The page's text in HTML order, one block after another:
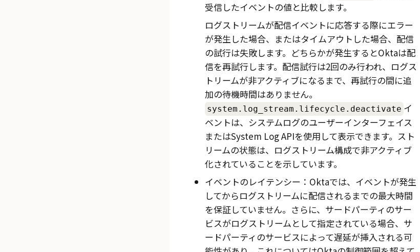
受信したイベントの値と比較します。
ログストリームが配信イベントに応答する際にエラー
が発生した場合、またはタイムアウトした場合、配信
の試行は失敗します。どちらかが発生するとOktaは配
信を再試行します。配信試行は2回のみ行われ、ログス
トリームが非アクティブになるまで、再試行の間に追
加の待機時間はありません。
system.log_stream.lifecycle.deactivate イ
ベントは、システムログのユーザーインターフェイス
またはSystem Log APIを使用して表示できます。スト
リームの状態は、ログストリーム構成で非アクティブ
化されていることを示しています。
イベントのレイテンシー： Oktaでは、イベントが発生
してからログストリームに配信されるまでの最大時間
を保証していません。さらに、サードパーティのサー
ビスがログストリームとして指定されている場合、サ
ードパーティのサービスによって遅延が挿入される可